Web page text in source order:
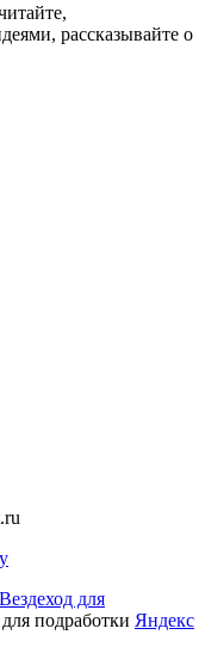
рассказывайте о
для
подработки Яндекс